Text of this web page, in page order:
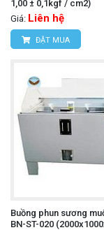
1,00 ± 0,1kgf / cm2)
Giá: Liên hệ
ĐẶT MUA
Buồng phun sương
BN-ST-020